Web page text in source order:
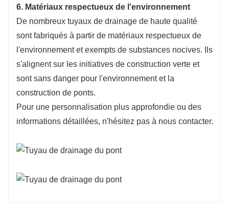
6. Matériaux respectueux de l'environnement
De nombreux tuyaux de drainage de haute qualité
sont fabriqués à partir de matériaux respectueux de
l'environnement et exempts de substances nocives. Ils
s'alignent sur les initiatives de construction verte et
sont sans danger pour l'environnement et la
construction de ponts.
Pour une personnalisation plus approfondie ou des
informations détaillées, n'hésitez pas à nous contacter.